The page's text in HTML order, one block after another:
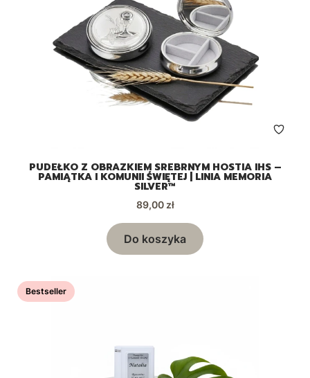
PUDEŁKO Z OBRAZKIEM SREBRNYM HOSTIA IHS –
PAMIĄTKA I KOMUNII ŚWIĘTEJ | LINIA MEMORIA
SILVER™
Cena
89,00 zł
Do koszyka
Bestseller